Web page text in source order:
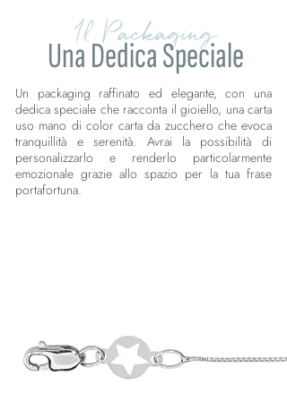
Il Packaging
Una Dedica Speciale
Un packaging raffinato ed elegante, con una
dedica speciale che racconta il gioiello, una carta
uso mano di color carta da zucchero che evoca
tranquillità e serenità. Avrai la possibilità di
personalizzarlo e renderlo particolarmente
emozionale grazie allo spazio per la tua frase
portafortuna.